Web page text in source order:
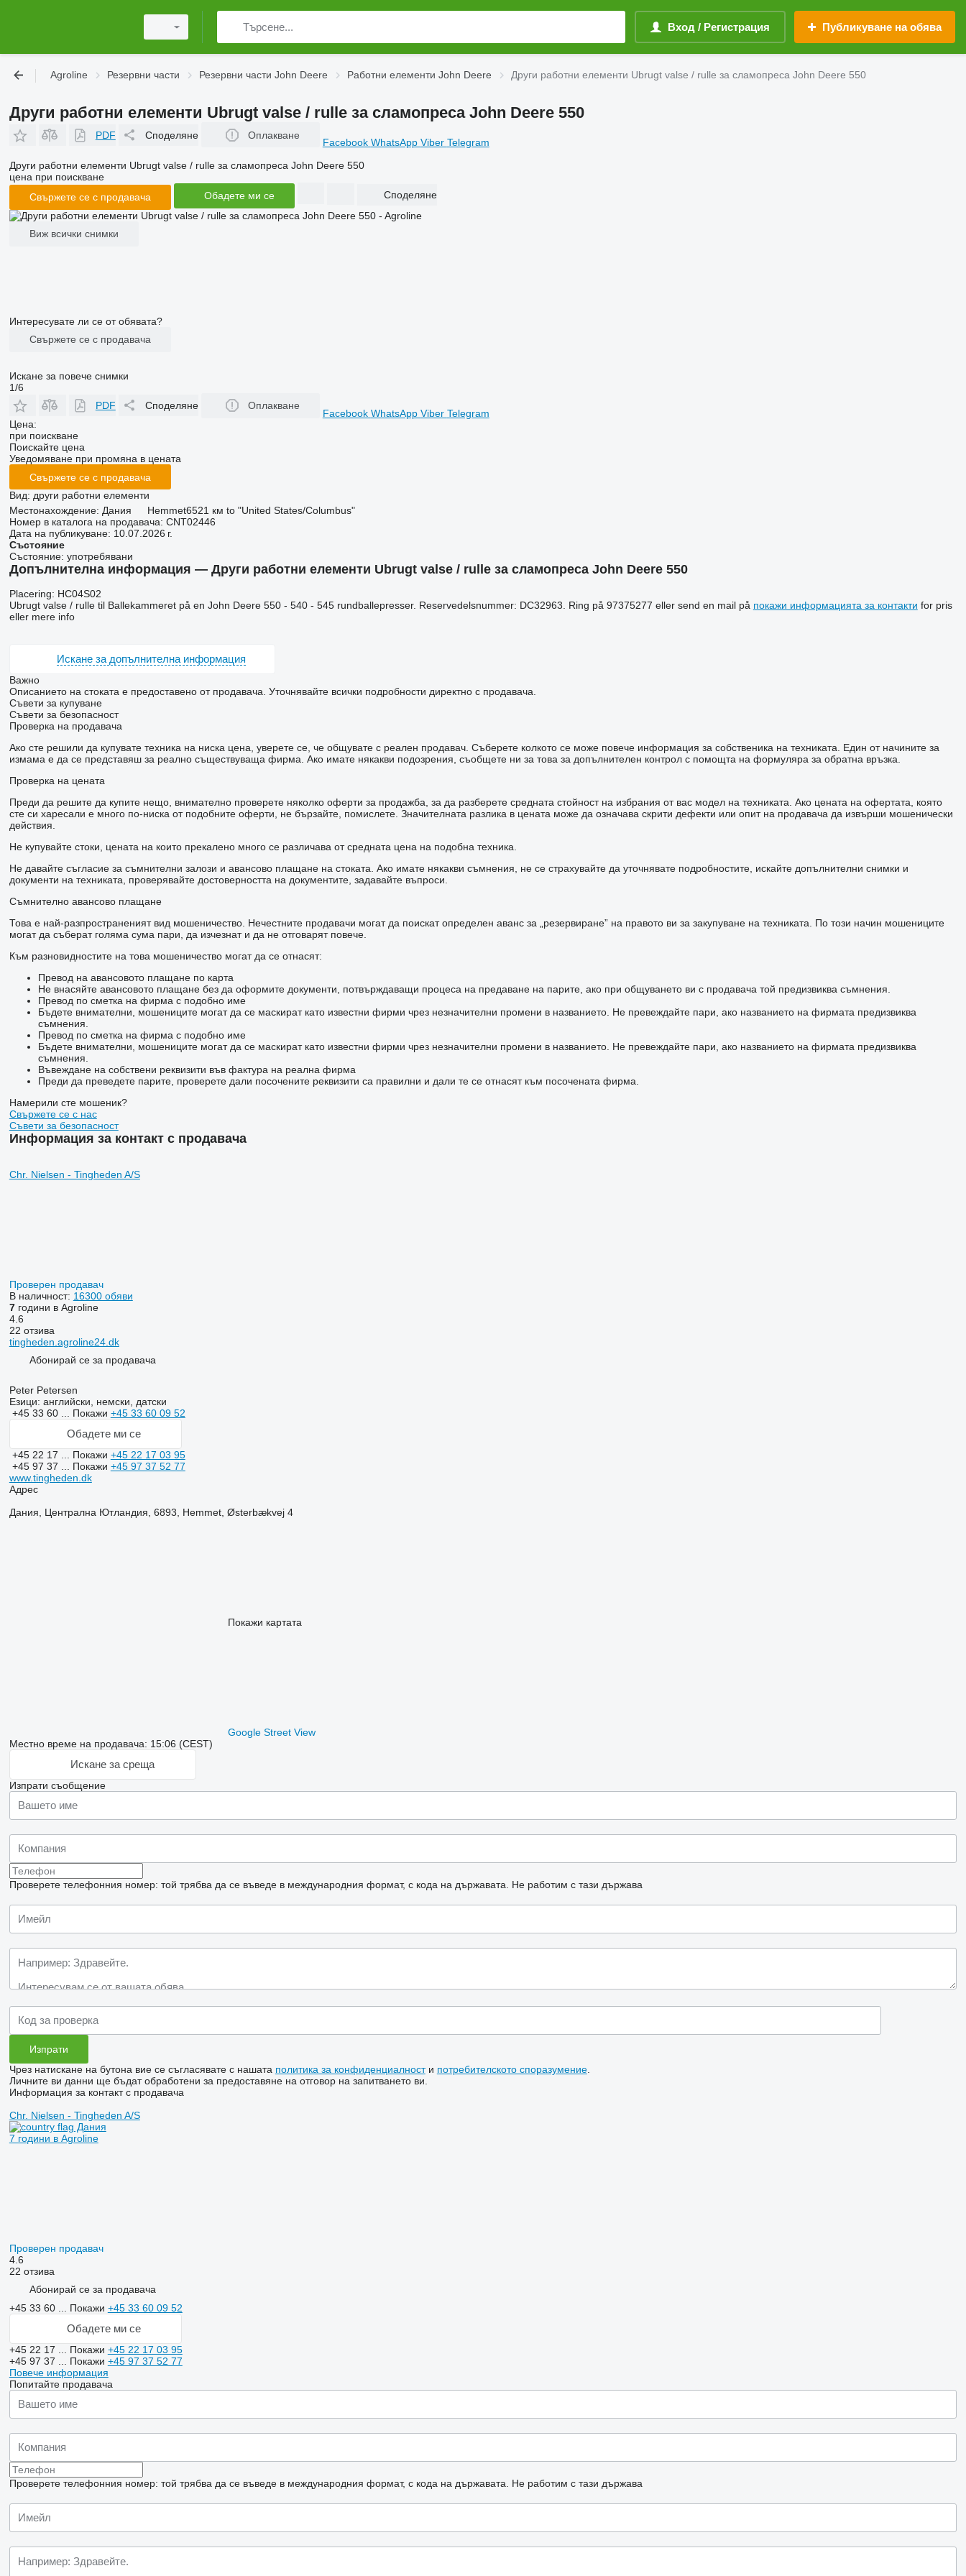
Вход / Регистрация Публикуване на обява
Agroline Резервни части Резервни части John Deere Работни елементи John Deere Други работни елементи Ubrugt valse / rulle за сламопреса John Deere 550
Други работни елементи Ubrugt valse / rulle за сламопреса John Deere 550
PDF Споделяне Оплакване
Facebook WhatsApp Viber Telegram
Други работни елементи Ubrugt valse / rulle за сламопреса John Deere 550
цена при поискване
Свържете се с продавача
Обадете ми се Споделяне
Виж всички снимки
Интересувате ли се от обявата?
Свържете се с продавача
Искане за повече снимки
1/6
PDF
Споделяне Оплакване
Facebook WhatsApp Viber Telegram
Цена:
при поискване
Поискайте цена
Уведомяване при промяна в цената
Свържете се с продавача
Вид: други работни елементи
Местонахождение: Дания Hemmet6521 км to "United States/Columbus"
Номер в каталога на продавача: CNT02446
Дата на публикуване: 10.07.2026 г.
Състояние
Състояние: употребявани
Допълнителна информация — Други работни елементи Ubrugt valse / rulle за сламопреса John Deere 550
Placering: HC04S02
Ubrugt valse / rulle til Ballekammeret på en John Deere 550 - 540 - 545 rundballepresser. Reservedelsnummer: DC32963. Ring på 97375277 eller send en mail på покажи информацията за контакти for pris
eller mere info
Искане за допълнителна информация
Важно
Описанието на стоката е предоставено от продавача. Уточнявайте всички подробности директно с продавача.
Съвети за купуване
Съвети за безопасност
Проверка на продавача
Ако сте решили да купувате техника на ниска цена, уверете се, че общувате с реален продавач. Съберете колкото се може повече информация за собственика на техниката. Един от начините за
измама е да се представяш за реално съществуваща фирма. Ако имате някакви подозрения, съобщете ни за това за допълнителен контрол с помощта на формуляра за обратна връзка.
Проверка на цената
Преди да решите да купите нещо, внимателно проверете няколко оферти за продажба, за да разберете средната стойност на избрания от вас модел на техниката. Ако цената на офертата, която
сте си харесали е много по-ниска от подобните оферти, не бързайте, помислете. Значителната разлика в цената може да означава скрити дефекти или опит на продавача да извърши мошенически
действия.
Не купувайте стоки, цената на които прекалено много се различава от средната цена на подобна техника.
Не давайте съгласие за съмнителни залози и авансово плащане на стоката. Ако имате някакви съмнения, не се страхувайте да уточнявате подробностите, искайте допълнителни снимки и
документи на техниката, проверявайте достоверността на документите, задавайте въпроси.
Съмнително авансово плащане
Това е най-разпространеният вид мошеничество. Нечестните продавачи могат да поискат определен аванс за „резервиране” на правото ви за закупуване на техниката. По този начин мошениците
могат да съберат голяма сума пари, да изчезнат и да не отговарят повече.
Към разновидностите на това мошеничество могат да се отнасят:
Превод на авансовото плащане по карта
Не внасяйте авансовото плащане без да оформите документи, потвърждаващи процеса на предаване на парите, ако при общуването ви с продавача той предизвиква съмнения.
Превод по сметка на фирма с подобно име
Бъдете внимателни, мошениците могат да се маскират като известни фирми чрез незначителни промени в названието. Не превеждайте пари, ако названието на фирмата предизвиква
съмнения.
Превод по сметка на фирма с подобно име
Бъдете внимателни, мошениците могат да се маскират като известни фирми чрез незначителни промени в названието. Не превеждайте пари, ако названието на фирмата предизвиква
съмнения.
Въвеждане на собствени реквизити във фактура на реална фирма
Преди да преведете парите, проверете дали посочените реквизити са правилни и дали те се отнасят към посочената фирма.
Намерили сте мошеник?
Свържете се с нас
Съвети за безопасност
Информация за контакт с продавача
Chr. Nielsen - Tingheden A/S
Проверен продавач
В наличност: 16300 обяви
7години в Agroline
4.6
22 отзива
tingheden.agroline24.dk
Абонирай се за продавача
Peter Petersen
Езици: английски, немски, датски
+45 33 60 ... Покажи +45 33 60 09 52
Обадете ми се
+45 22 17 ... Покажи +45 22 17 03 95
+45 97 37 ... Покажи +45 97 37 52 77
www.tingheden.dk
Адрес
Дания, Централна Ютландия, 6893, Hemmet, Østerbækvej 4
Покажи картата
Google Street View
Местно време на продавача: 15:06 (CEST)
Искане за среща
Изпрати съобщение
Проверете телефонния номер: той трябва да се въведе в международния формат, с кода на държавата. Не работим с тази държава
Чрез натискане на бутона вие се съгласявате с нашата политика за конфиденциалности потребителското споразумение.
Личните ви данни ще бъдат обработени за предоставяне на отговор на запитването ви.
Информация за контакт с продавача
Chr. Nielsen - Tingheden A/S
Дания
7 години в Agroline
Проверен продавач
4.6
22 отзива
Абонирай се за продавача
+45 33 60 ... Покажи +45 33 60 09 52
Обадете ми се
+45 22 17 ... Покажи +45 22 17 03 95
+45 97 37 ... Покажи +45 97 37 52 77
Повече информация
Попитайте продавача
Проверете телефонния номер: той трябва да се въведе в международния формат, с кода на държавата. Не работим с тази държава